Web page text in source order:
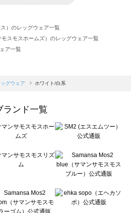
）のレッグウェア一覧
スモスホームズ）のレッグウェア一覧
ア一覧
ルバイサマンサモスモス）のレッグウェア一覧
モス ブルー）のレッグウェア一覧
ェア一覧
一覧
ック）のレッグウェア一覧
ッグウェア一覧
）のレッグウェア一覧
グウェア一覧
ッグウェア ホワイト/白系
ランド一覧